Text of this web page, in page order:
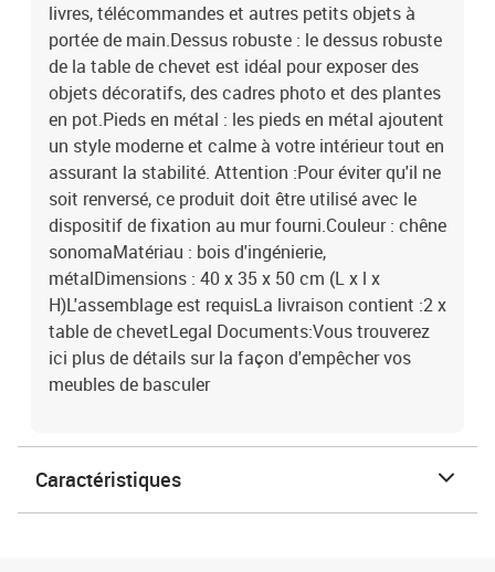
livres, télécommandes et autres petits objets à
portée de main.Dessus robuste : le dessus robuste
de la table de chevet est idéal pour exposer des
objets décoratifs, des cadres photo et des plantes
en pot.Pieds en métal : les pieds en métal ajoutent
un style moderne et calme à votre intérieur tout en
assurant la stabilité. Attention :Pour éviter qu'il ne
soit renversé, ce produit doit être utilisé avec le
dispositif de fixation au mur fourni.Couleur : chêne
sonomaMatériau : bois d'ingénierie,
métalDimensions : 40 x 35 x 50 cm (L x l x
H)L'assemblage est requisLa livraison contient :2 x
table de chevetLegal Documents:Vous trouverez
ici plus de détails sur la façon d'empêcher vos
meubles de basculer
Caractéristiques